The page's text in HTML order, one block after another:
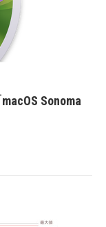
Sonoma